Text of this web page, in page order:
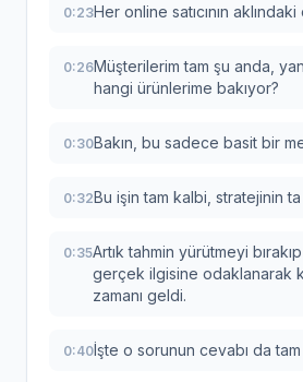
0:23Her online satıcının
0:26Müşterilerim tam şu anda,
hangi ürünlerime bakıyor?
0:30Bakın, bu sadece basit bir
0:32Bu işin tam kalbi, stratejinin
0:35Artık tahmin yürütmeyi
gerçek ilgisine odaklanarak
zamanı geldi.
0:40İşte o sorunun cevabı da